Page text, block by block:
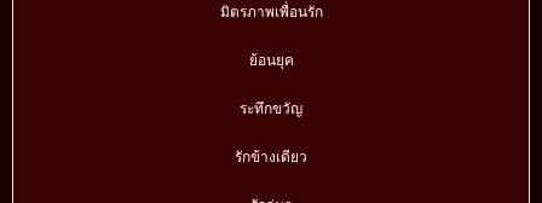
มิตรภาพเพื่อนรัก
ย้อนยุค
ระทึกขวัญ
รักข้างเดียว